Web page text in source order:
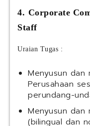
4.⁠ ⁠Corporate
Staff
Uraian Tugas :
Menyusun dan
Perusahaan
perundang-
Menyusun dan
(bilingual dan